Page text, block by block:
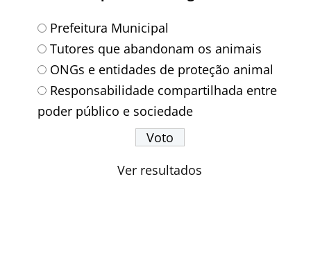
Prefeitura Municipal
Tutores que abandonam os animais
ONGs e entidades de proteção animal
Responsabilidade compartilhada entre
poder público e sociedade
Ver resultados